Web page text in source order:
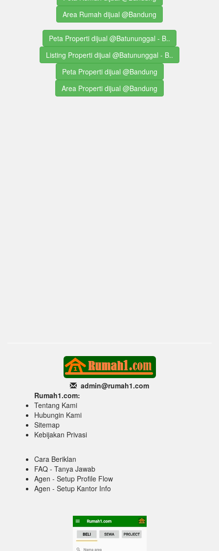
Area Rumah dijual @Bandung
Peta Properti dijual @Batununggal - B..
Listing Properti dijual @Batununggal - B..
Peta Properti dijual @Bandung
Area Properti dijual @Bandung
admin@rumah1.com
Rumah1.com:
Tentang Kami
Hubungin Kami
Sitemap
Kebijakan Privasi
Cara Beriklan
FAQ - Tanya Jawab
Agen - Setup Profile Flow
Agen - Setup Kantor Info